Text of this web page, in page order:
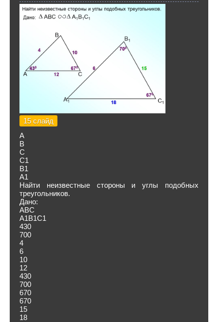
15 слайд
А
В
С
С1
В1
А1
Найти неизвестные стороны и углы подобных
треугольников.
Дано:
ABC
А1В1С1
430
700
4
6
10
12
430
700
670
670
15
18